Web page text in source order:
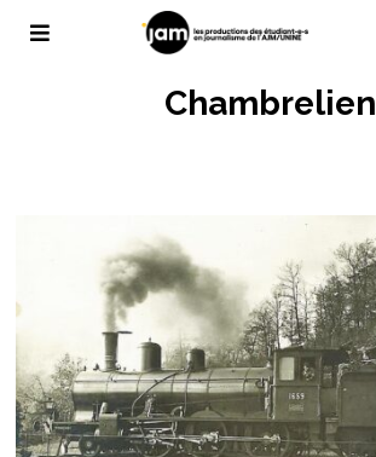
Chambrelien